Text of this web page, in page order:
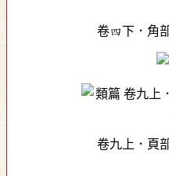
卷四下．角
卷九上．頁